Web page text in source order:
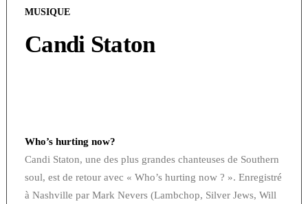
MUSIQUE
Candi Staton
Who’s hurting now?
Candi Staton, une des plus grandes chanteuses de Southern
soul, est de retour avec « Who’s hurting now ? ». Enregistré
à Nashville par Mark Nevers (Lambchop, Silver Jews, Will